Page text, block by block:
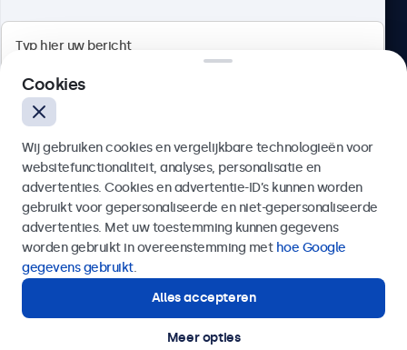
4.8/5 door 5000+ bedrijven
Nederlands
© 2026 Beetronics
Verzenden
Of bel ons op
Hulp of advies nodig?
Direct contact met een specialist.
Cookies
Wij gebruiken cookies en vergelijkbare technologieën voor
websitefunctionaliteit, analyses, personalisatie en
advertenties. Cookies en advertentie-ID’s kunnen worden
gebruikt voor gepersonaliseerde en niet-gepersonaliseerde
advertenties. Met uw toestemming kunnen gegevens
worden gebruikt in overeenstemming met hoe Google
gegevens gebruikt.
Alles accepteren
Meer opties